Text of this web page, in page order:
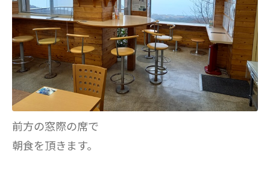
前方の窓際の席で
朝食を頂きます。